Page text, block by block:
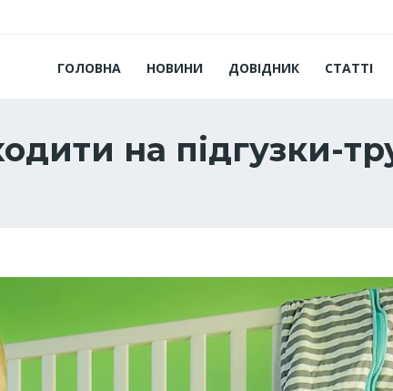
ГОЛОВНА НОВИНИ ДОВІДНИК СТАТТІ
на підгузки-